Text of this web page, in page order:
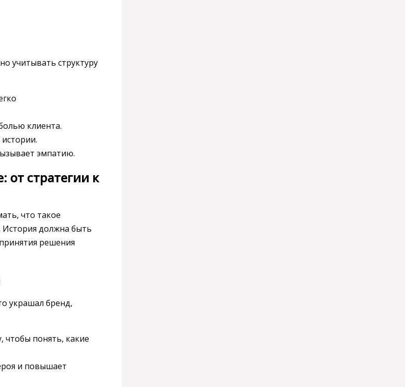
учитывать структуру
клиента.
эмпатию.
от стратегии к
что такое
История должна быть
решения
украшал бренд,
чтобы понять, какие
и повышает